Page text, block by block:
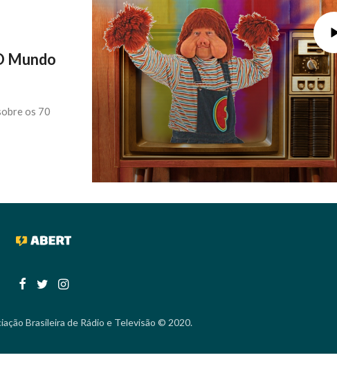
Mundo
os 70
Brasileira de Rádio e Televisão © 2020.